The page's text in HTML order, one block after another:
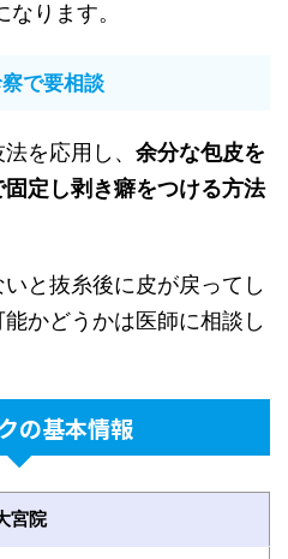
ります。
で要相談
を応用し、 余分な包皮を
定し剥き癖をつける方法
と抜糸後に皮が戻ってし
かどうかは医師に相談し
の基本情報
宮院